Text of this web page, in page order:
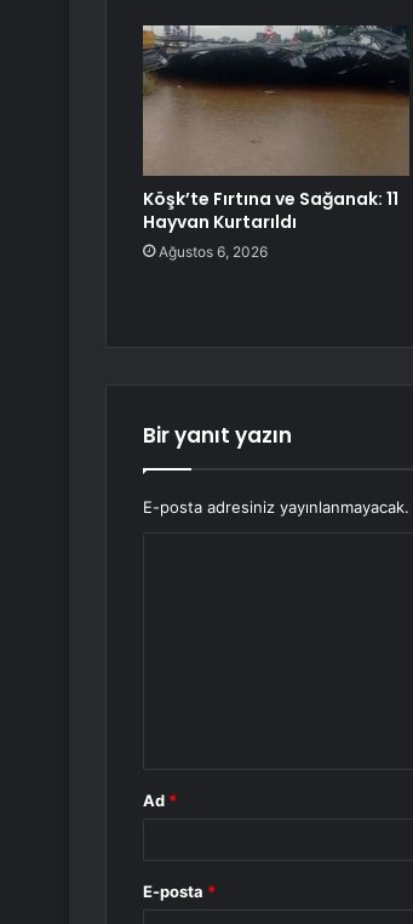
Köşk’te Fırtına ve Sağanak: 11
Hayvan Kurtarıldı
Ağustos 6, 2026
Bir yanıt yazın
E-posta adresiniz yayınlanmayacak.
Ad *
E-posta *